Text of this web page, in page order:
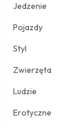
Jedzenie
Pojazdy
Styl
Zwierzęta
Ludzie
Erotyczne